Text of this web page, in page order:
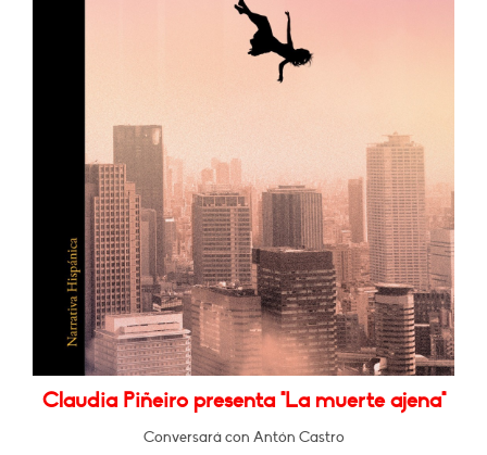
Claudia Piñeiro presenta "La muerte ajena"
Conversará con Antón Castro